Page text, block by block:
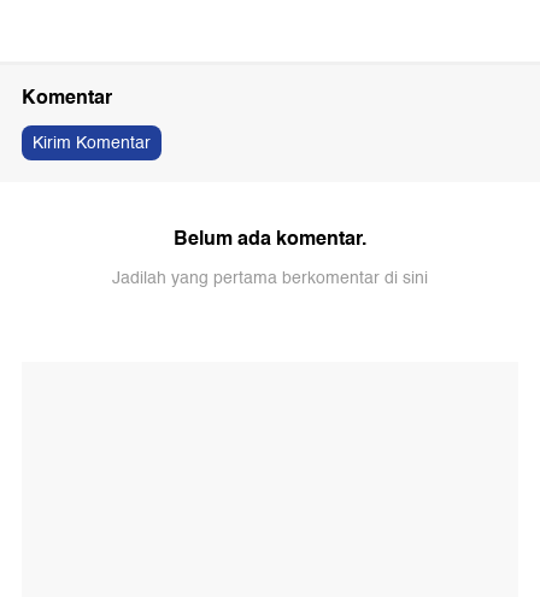
Komentar
Kirim Komentar
Belum ada komentar.
Jadilah yang pertama berkomentar di sini